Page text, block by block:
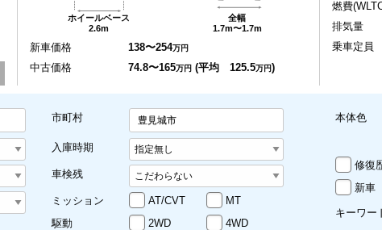
ホイールベース
2.6m
全幅
1.7m〜1.7m
新車価格 138〜254万円
中古価格 74.8〜165万円 (平均 125.5万円)
燃費
排気量
乗車定員
市町村 豊見城市
入庫時期
車検残
ミッション AT/CVT
MT
駆動
2WD 4WD
本体色
修復
新車
キーワー